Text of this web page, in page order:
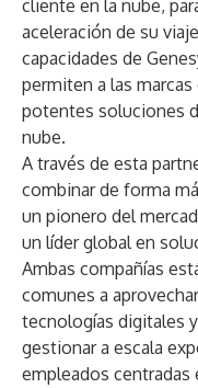
cliente en la nube,
aceleración de su
capacidades de
permiten a las
potentes soluciones
nube.
A través de esta
combinar de forma
un pionero del
un líder global en
Ambas compañías
comunes a
tecnologías digitales
gestionar a escala
empleados centradas